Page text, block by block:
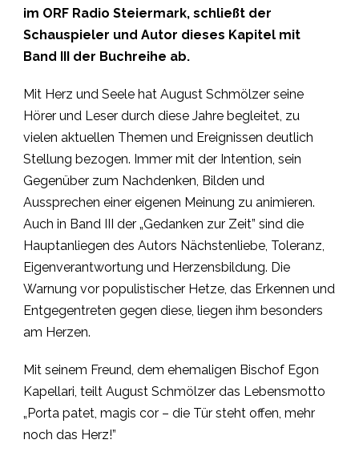
im ORF Radio Steiermark, schließt der
Schauspieler und Autor dieses Kapitel mit
Band III der Buchreihe ab.
Mit Herz und Seele hat August Schmölzer seine
Hörer und Leser durch diese Jahre begleitet, zu
vielen aktuellen Themen und Ereignissen deutlich
Stellung bezogen. Immer mit der Intention, sein
Gegenüber zum Nachdenken, Bilden und
Aussprechen einer eigenen Meinung zu animieren.
Auch in Band III der „Gedanken zur Zeit” sind die
Hauptanliegen des Autors Nächstenliebe, Toleranz,
Eigenverantwortung und Herzensbildung. Die
Warnung vor populistischer Hetze, das Erkennen und
Entgegentreten gegen diese, liegen ihm besonders
am Herzen.
Mit seinem Freund, dem ehemaligen Bischof Egon
Kapellari, teilt August Schmölzer das Lebensmotto
„Porta patet, magis cor – die Tür steht offen, mehr
noch das Herz!”